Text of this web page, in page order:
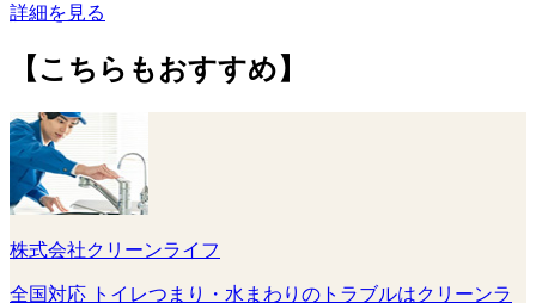
詳細を見る
【こちらもおすすめ】
株式会社クリーンライフ
全国対応 トイレつまり・水まわりのトラブルはクリーンラ